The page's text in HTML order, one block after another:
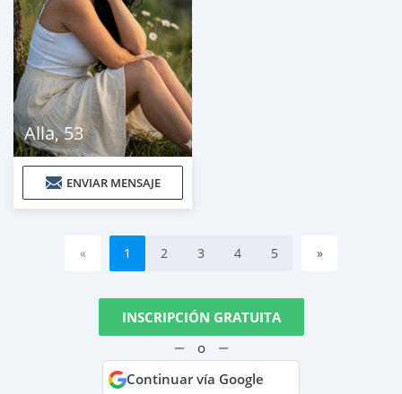
Alla,53
ENVIAR MENSAJE
« 1 2 3 4 5 »
INSCRIPCIÓN GRATUITA
o
Continuar vía Google